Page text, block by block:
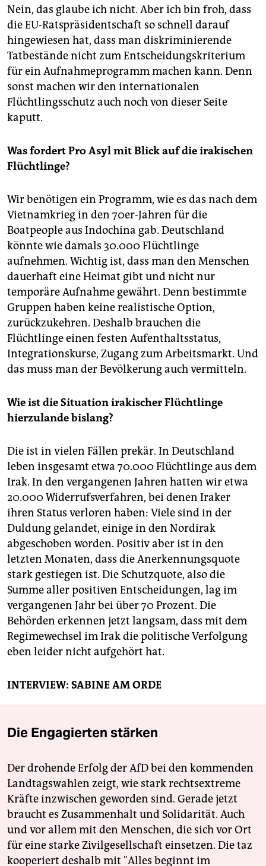
Nein, das glaube ich nicht. Aber ich bin froh, dass
die EU-Ratspräsidentschaft so schnell darauf
hingewiesen hat, dass man diskriminierende
Tatbestände nicht zum Entscheidungskriterium
für ein Aufnahmeprogramm machen kann. Denn
sonst machen wir den internationalen
Flüchtlingsschutz auch noch von dieser Seite
kaputt.
Was fordert Pro Asyl mit Blick auf die irakischen
Flüchtlinge?
Wir benötigen ein Programm, wie es das nach dem
Vietnamkrieg in den 70er-Jahren für die
Boatpeople aus Indochina gab. Deutschland
könnte wie damals 30.000 Flüchtlinge
aufnehmen. Wichtig ist, dass man den Menschen
dauerhaft eine Heimat gibt und nicht nur
temporäre Aufnahme gewährt. Denn bestimmte
Gruppen haben keine realistische Option,
zurückzukehren. Deshalb brauchen die
Flüchtlinge einen festen Aufenthaltsstatus,
Integrationskurse, Zugang zum Arbeitsmarkt. Und
das muss man der Bevölkerung auch vermitteln.
Wie ist die Situation irakischer Flüchtlinge
hierzulande bislang?
Die ist in vielen Fällen prekär. In Deutschland
leben insgesamt etwa 70.000 Flüchtlinge aus dem
Irak. In den vergangenen Jahren hatten wir etwa
20.000 Widerrufsverfahren, bei denen Iraker
ihren Status verloren haben: Viele sind in der
Duldung gelandet, einige in den Nordirak
abgeschoben worden. Positiv aber ist in den
letzten Monaten, dass die Anerkennungsquote
stark gestiegen ist. Die Schutzquote, also die
Summe aller positiven Entscheidungen, lag im
vergangenen Jahr bei über 70 Prozent. Die
Behörden erkennen jetzt langsam, dass mit dem
Regimewechsel im Irak die politische Verfolgung
eben leider nicht aufgehört hat.
INTERVIEW: SABINE AM ORDE
Die Engagierten stärken
Der drohende Erfolg der AfD bei den kommenden
Landtagswahlen zeigt, wie stark rechtsextreme
Kräfte inzwischen geworden sind. Gerade jetzt
braucht es Zusammenhalt und Solidarität. Auch
und vor allem mit den Menschen, die sich vor Ort
für eine starke Zivilgesellschaft einsetzen. Die taz
kooperiert deshalb mit "Alles beginnt im